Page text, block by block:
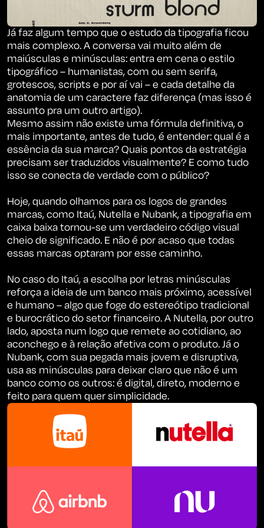
Já faz algum tempo que o estudo da tipografia ficou
mais complexo. A conversa vai muito além de
maiúsculas e minúsculas: entra em cena o estilo
tipográfico – humanistas, com ou sem serifa,
grotescos, scripts e por aí vai – e cada detalhe da
anatomia de um caractere faz diferença (mas isso é
assunto pra um outro artigo).
Mesmo assim não existe uma fórmula definitiva, o
mais importante, antes de tudo, é entender: qual é a
essência da sua marca? Quais pontos da estratégia
precisam ser traduzidos visualmente? E como tudo
isso se conecta de verdade com o público?
Hoje, quando olhamos para os logos de grandes
marcas, como Itaú, Nutella e Nubank, a tipografia em
caixa baixa tornou-se um verdadeiro código visual
cheio de significado. E não é por acaso que todas
essas marcas optaram por esse caminho.
No caso do Itaú, a escolha por letras minúsculas
reforça a ideia de um banco mais próximo, acessível
e humano – algo que foge do estereótipo tradicional
e burocrático do setor financeiro. A Nutella, por outro
lado, aposta num logo que remete ao cotidiano, ao
aconchego e à relação afetiva com o produto. Já o
Nubank, com sua pegada mais jovem e disruptiva,
usa as minúsculas para deixar claro que não é um
banco como os outros: é digital, direto, moderno e
feito para quem quer simplicidade.